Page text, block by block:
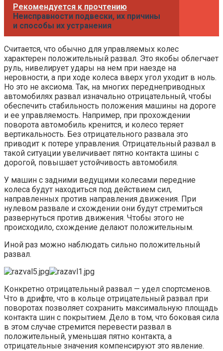
Рекомендуется к прочтению
Неисправности подвески, их причины
и способы их устранения
Считается, что обычно для управляемых колес
характерен положительный развал. Это якобы облегчает
руль, нивелирует удары на нем при наезде на
неровности, а при ходе колеса вверх угол уходит в ноль.
Но это не аксиома. Так, на многих переднеприводных
автомобилях развал изначально отрицательный, чтобы
обеспечить стабильность положения машины на дороге
и ее управляемость. Например, при прохождении
поворота автомобиль кренится, и колесо теряет
вертикальность. Без отрицательного развала это
приводит к потере управления. Отрицательный развал в
такой ситуации увеличивает пятно контакта шины с
дорогой, повышает устойчивость автомобиля.
У машин с задними ведущими колесами передние
колеса будут находиться под действием сил,
направленных против направления движения. При
нулевом развале и схождении они будут стремиться
развернуться против движения. Чтобы этого не
происходило, схождение делают положительным.
Иной раз можно наблюдать сильно положительный
развал.
Конкретно отрицательный развал — удел спортсменов.
Что в дрифте, что в кольце отрицательный развал при
поворотах позволяет сохранить максимальную площадь
контакта шин с покрытием. Дело в том, что боковая сила
в этом случае стремится перевести развал в
положительный, уменьшая пятно контакта, а
отрицательные значения компенсируют это явление.